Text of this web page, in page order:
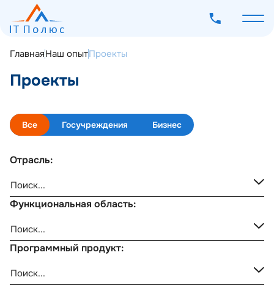
О компании
Услуги
Программное обеспечение
Наш опыт
Мероприятия
Блог
Контакты
ГлавнаяНаш опытПроекты
Проекты
Все Госучреждения Бизнес
Отрасль:
Функциональная область:
Программный продукт: